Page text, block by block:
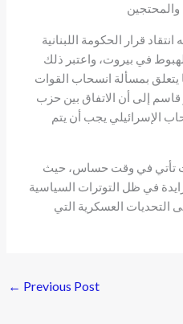
قرار الحكومة اللبنانية
في بيروت، واعتبر ذلك
يتعلق بمسألة انسحاب القوات
قاسم إلى أن الاتفاق بين حزب
الإسرائيلي يجب أن يتم
تأتي في وقت حساس، حيث
في ظل التوترات السياسية
التحديات العسكرية التي
← Previous Post